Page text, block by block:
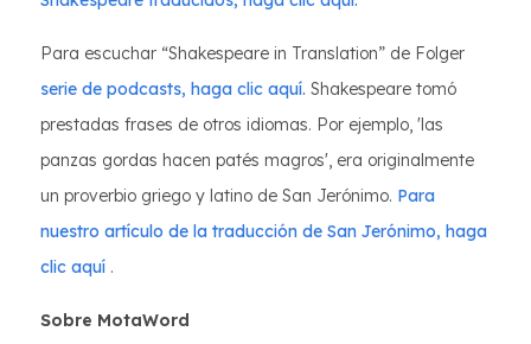
Para escuchar “Shakespeare in Translation” de Folger
serie de podcasts, haga clic aquí. Shakespeare tomó
prestadas frases de otros idiomas. Por ejemplo, 'las
panzas gordas hacen patés magros', era originalmente
un proverbio griego y latino de San Jerónimo. Para
nuestro artículo de la traducción de San Jerónimo, haga
clic aquí .
Sobre MotaWord